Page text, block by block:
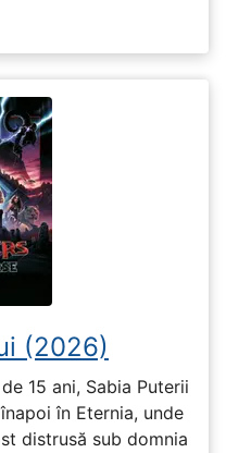
(2026)
15 ani, Sabia Puterii
în Eternia, unde
distrusă sub domnia